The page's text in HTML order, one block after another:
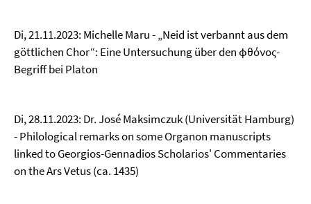
Di, 21.11.2023: Michelle Maru - „Neid ist verbannt aus dem
göttlichen Chor“: Eine Untersuchung über den φθόνος-
Begriff bei Platon
Di, 28.11.2023: Dr. José Maksimczuk (Universität Hamburg)
- Philological remarks on some Organon manuscripts
linked to Georgios-Gennadios Scholarios' Commentaries
on the Ars Vetus (ca. 1435)